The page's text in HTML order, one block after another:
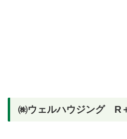
㈱ウェルハウジング R